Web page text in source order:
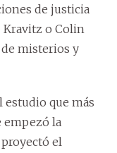
de justicia
Kravitz o Colin
misterios y
estudio que más
empezó la
el